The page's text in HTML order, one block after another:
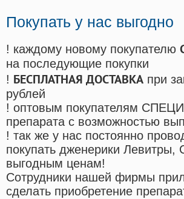
Покупать у нас выгодно
! каждому новому покупателю
на последующие покупки
! БЕСПЛАТНАЯ ДОСТАВКА при
рублей
! оптовым покупателям
препарата с возможностью
! так же у нас постоянно
покупать дженерики
выгодным ценам!
Cотрудники нашей фирмы
сделать приобретение